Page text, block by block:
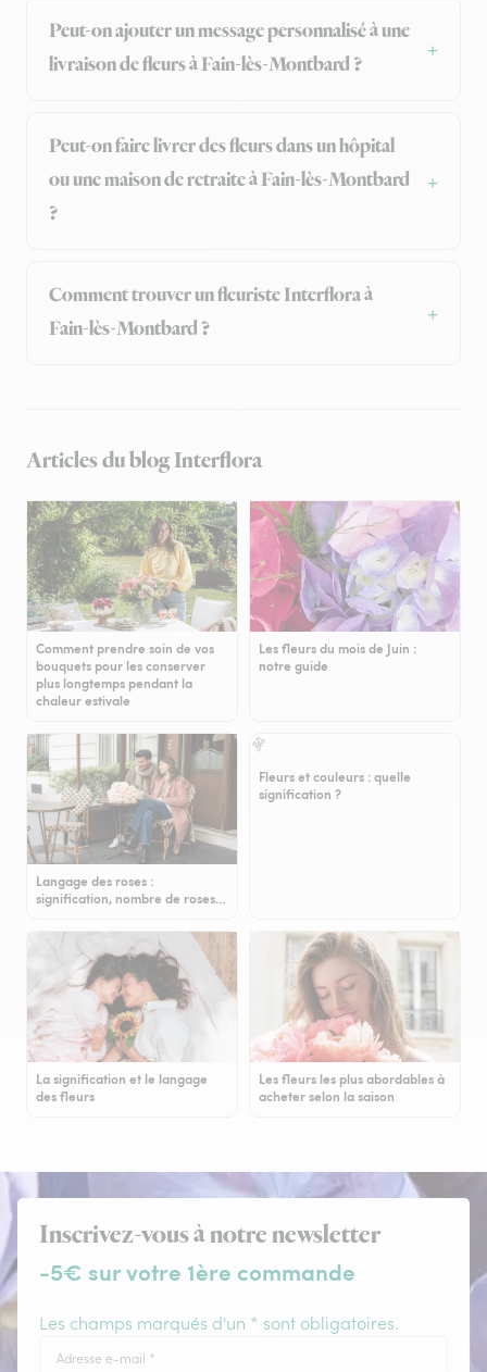
Peut-on ajouter un message personnalisé à une
livraison de fleurs à Fain-lès-Montbard ?
Peut-on faire livrer des fleurs dans un hôpital
ou une maison de retraite à Fain-lès-Montbard
?
Comment trouver un fleuriste Interflora à
Fain-lès-Montbard ?
Articles du blog Interflora
Comment prendre soin de vos
bouquets pour les conserver
plus longtemps pendant la
chaleur estivale
Les fleurs du mois de Juin :
notre guide
Langage des roses :
signification, nombre de roses…
Fleurs et couleurs : quelle
signification ?
La signification et le langage
des fleurs
Les fleurs les plus abordables à
acheter selon la saison
Inscrivez-vous à notre newsletter
-5€ sur votre 1ère commande
Les champs marqués d'un * sont obligatoires.
Adresse e-mail *